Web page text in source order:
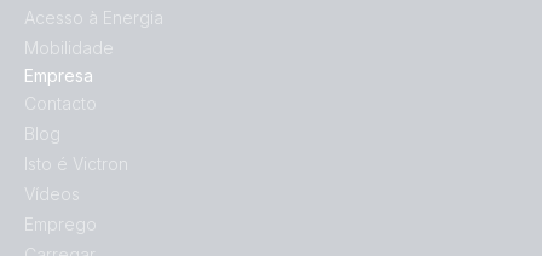
Acesso à Energia
Mobilidade
Empresa
Contacto
Blog
Isto é Victron
Vídeos
Emprego